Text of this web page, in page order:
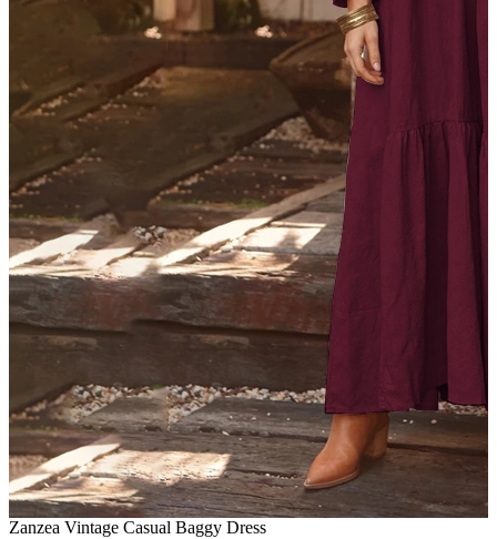
Zanzea Vintage Casual Baggy Dress